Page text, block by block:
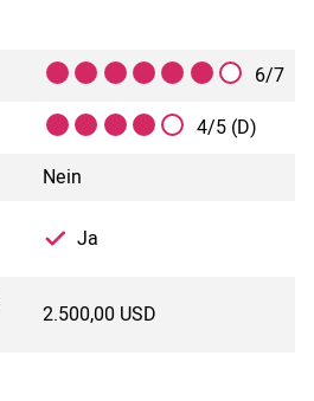
6/7
4/5 (D)
Nein
Ja
2.500,00 USD